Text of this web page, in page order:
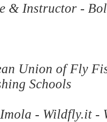
& Instructor -
Union of Fly
Schools
- Wildfly.it